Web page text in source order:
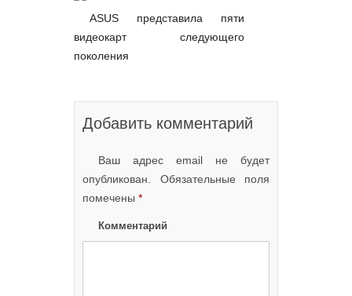
ASUS представила пяти
видеокарт следующего
поколения
Добавить комментарий
Ваш адрес email не будет
опубликован.
Обязательные поля
помечены *
Комментарий